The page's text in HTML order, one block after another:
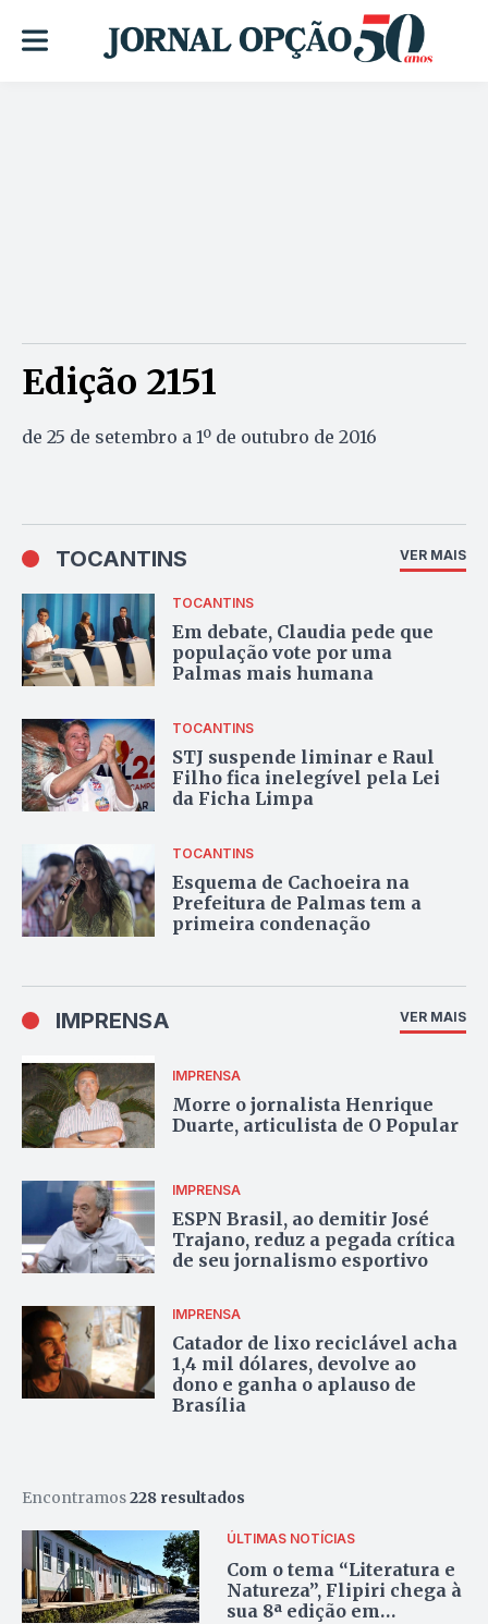
Edição 2151
de 25 de setembro a 1º de outubro de 2016
TOCANTINS VER MAIS
TOCANTINS
Em debate, Claudia pede que
população vote por uma
Palmas mais humana
TOCANTINS
STJ suspende liminar e Raul
Filho fica inelegível pela Lei
da Ficha Limpa
TOCANTINS
Esquema de Cachoeira na
Prefeitura de Palmas tem a
primeira condenação
IMPRENSA VER MAIS
IMPRENSA
Morre o jornalista Henrique
Duarte, articulista de O Popular
IMPRENSA
ESPN Brasil, ao demitir José
Trajano, reduz a pegada crítica
de seu jornalismo esportivo
IMPRENSA
Catador de lixo reciclável acha
1,4 mil dólares, devolve ao
dono e ganha o aplauso de
Brasília
Encontramos228 resultados
ÚLTIMAS NOTÍCIAS
Com o tema “Literatura e
Natureza”, Flipiri chega à
sua 8ª edição em